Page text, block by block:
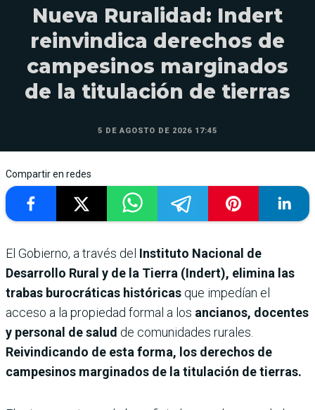
Nueva Ruralidad: Indert
reinvindica derechos de
campesinos marginados
de la titulación de tierras
5 DE AGOSTO DE 2026 17:45
Compartir en redes
El Gobierno, a través del Instituto Nacional de
Desarrollo Rural y de la Tierra (Indert), elimina las
trabas burocráticas históricas que impedían el
acceso a la propiedad formal a los ancianos, docentes
y personal de salud de comunidades rurales.
Reivindicando de esta forma, los derechos de
campesinos marginados de la titulación de tierras.